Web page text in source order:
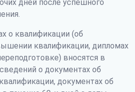
дней после успешного
о квалификации (об
квалификации, дипломах
вносятся в
о документах об
документах об